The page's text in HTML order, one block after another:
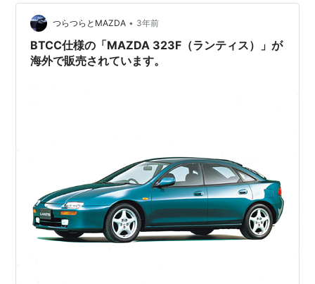
#Lantis25thhttps://t.co/JN5JJ2r0KC
pic.twitter.com/FyZBDuEz7S—…
つらつらとMAZDA • 3年前
BTCC仕様の「MAZDA 323F（ランティス）」が
海外で販売されています。